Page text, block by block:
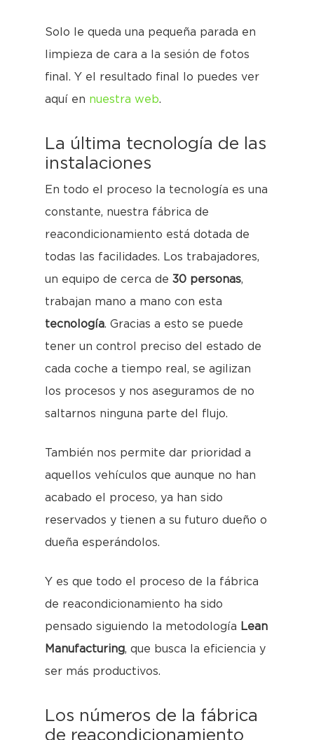
Solo le queda una pequeña parada en
limpieza de cara a la sesión de fotos
final. Y el resultado final lo puedes ver
aquí en nuestra web.
La última tecnología de las
instalaciones
En todo el proceso la tecnología es una
constante, nuestra fábrica de
reacondicionamiento está dotada de
todas las facilidades. Los trabajadores,
un equipo de cerca de 30 personas,
trabajan mano a mano con esta
tecnología. Gracias a esto se puede
tener un control preciso del estado de
cada coche a tiempo real, se agilizan
los procesos y nos aseguramos de no
saltarnos ninguna parte del flujo.
También nos permite dar prioridad a
aquellos vehículos que aunque no han
acabado el proceso, ya han sido
reservados y tienen a su futuro dueño o
dueña esperándolos.
Y es que todo el proceso de la fábrica
de reacondicionamiento ha sido
pensado siguiendo la metodología Lean
Manufacturing, que busca la eficiencia y
ser más productivos.
Los números de la fábrica
de reacondicionamiento